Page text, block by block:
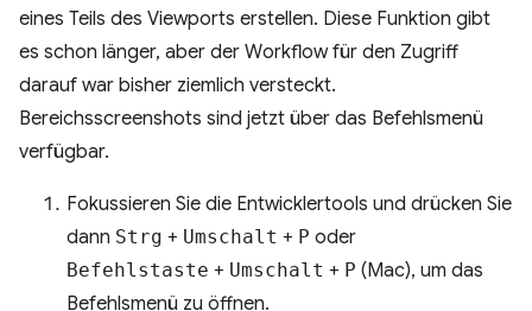
eines Teils des Viewports erstellen. Diese Funktion gibt
es schon länger, aber der Workflow für den Zugriff
darauf war bisher ziemlich versteckt.
Bereichsscreenshots sind jetzt über das Befehlsmenü
verfügbar.
Fokussieren Sie die Entwicklertools und drücken Sie
dann Strg + Umschalt + P oder
Befehlstaste + Umschalt + P (Mac), um das
Befehlsmenü zu öffnen.